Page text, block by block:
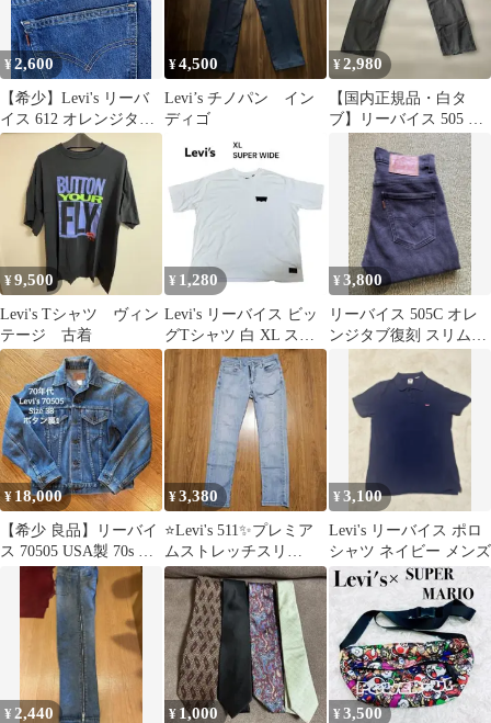
¥2,600
【希少】Levi's リーバ
イス 612 オレンジタブ
W29 L34
¥4,500
Levi’s チノパン イン
ディゴ
¥2,980
【国内正規品・白タ
ブ】リーバイス 505 デ
ニムパンツ グレー W38
L30
¥9,500
Levi's Tシャツ ヴィン
テージ 古着
¥ 1,280
Levi's リーバイス ビッ
グTシャツ 白 XL スー
パーワイド ストリート
¥3,800
リーバイス 505C オレ
ンジタブ復刻 スリムス
¥ 18,000
【希少 良品】リーバイ
ス 70505 USA製 70s ケ
アタグ ボタン裏1
¥3,380
⭐Levi's 511✨プレミア
ムストレッチスリ
ム W31L30ウ
78cm
¥3,100
Levi's リーバイス ポロ
シャツ ネイビー メンズ
¥ 2,440 ¥ 1,000 ¥3,500